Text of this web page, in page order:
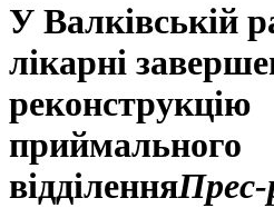
У Валківській
лікарні
реконструкцію
приймального
відділенняПрес-